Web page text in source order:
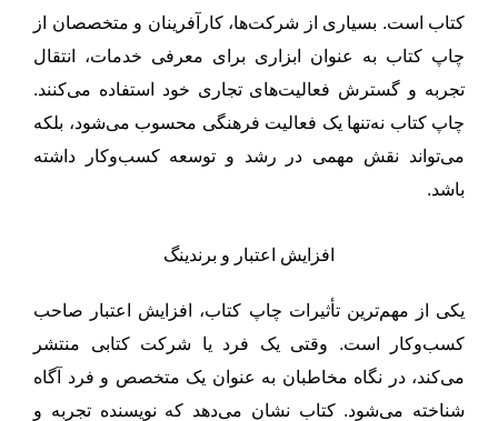
کتاب است. بسیاری از شرکت‌ها، کارآفرینان و متخصصان از
چاپ کتاب به عنوان ابزاری برای معرفی خدمات، انتقال
تجربه و گسترش فعالیت‌های تجاری خود استفاده می‌کنند.
چاپ کتاب نه‌تنها یک فعالیت فرهنگی محسوب می‌شود، بلکه
می‌تواند نقش مهمی در رشد و توسعه کسب‌وکار داشته
باشد.
افزایش اعتبار و برندینگ
یکی از مهم‌ترین تأثیرات چاپ کتاب، افزایش اعتبار صاحب
کسب‌وکار است. وقتی یک فرد یا شرکت کتابی منتشر
می‌کند، در نگاه مخاطبان به عنوان یک متخصص و فرد آگاه
شناخته می‌شود. کتاب نشان می‌دهد که نویسنده تجربه و